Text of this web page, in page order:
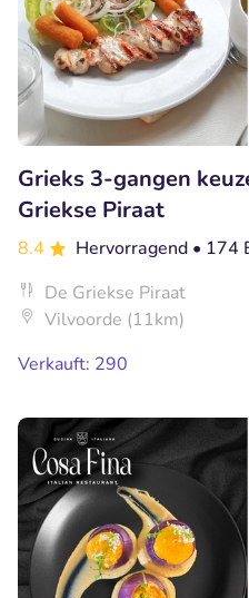
Grieks 3-gangen
Griekse Piraat
8.4 Hervorragend • 174
De Griekse Piraat
Vilvoorde (11km)
Verkauft: 290